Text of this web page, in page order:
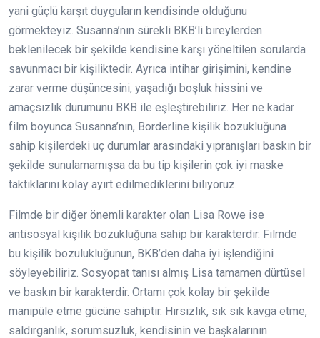
yani güçlü karşıt duyguların kendisinde olduğunu
görmekteyiz. Susanna’nın sürekli BKB’li bireylerden
beklenilecek bir şekilde kendisine karşı yöneltilen sorularda
savunmacı bir kişiliktedir. Ayrıca intihar girişimini, kendine
zarar verme düşüncesini, yaşadığı boşluk hissini ve
amaçsızlık durumunu BKB ile eşleştirebiliriz. Her ne kadar
film boyunca Susanna’nın, Borderline kişilik bozukluğuna
sahip kişilerdeki uç durumlar arasındaki yıpranışları baskın bir
şekilde sunulamamışsa da bu tip kişilerin çok iyi maske
taktıklarını kolay ayırt edilmediklerini biliyoruz.
Filmde bir diğer önemli karakter olan Lisa Rowe ise
antisosyal kişilik bozukluğuna sahip bir karakterdir. Filmde
bu kişilik bozulukluğunun, BKB’den daha iyi işlendiğini
söyleyebiliriz. Sosyopat tanısı almış Lisa tamamen dürtüsel
ve baskın bir karakterdir. Ortamı çok kolay bir şekilde
manipüle etme gücüne sahiptir. Hırsızlık, sık sık kavga etme,
saldırganlık, sorumsuzluk, kendisinin ve başkalarının